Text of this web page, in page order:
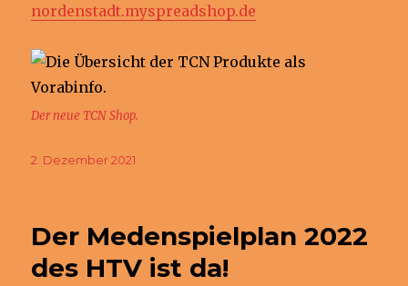
nordenstadt.myspreadshop.de
Der neue TCN Shop.
Veröffentlicht
2. Dezember 2021
Der Medenspielplan 2022
des HTV ist da!